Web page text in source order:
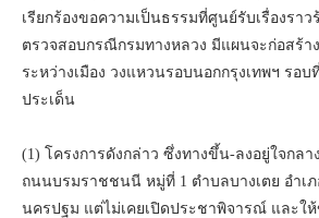
เรียกร้องขอความเป็นธรรมที่ศูนย์รับเรื่องรา
ตรวจสอบกรณีกรมทางหลวง มีแผนจะก่อสร้า
ระหว่างเมือง วงแหวนรอบนอกกรุงเทพฯ รอ
ประเด็น
(1) โครงการดังกล่าว ซึ่งทางขึ้น-ลงอยู่ใจกล
ถนนบรมราชชนนี หมู่ที่ 1 ตำบลบางเตย อำเ
นครปฐม แต่ไม่เคยเปิดประชาพิจารณ์ และใ